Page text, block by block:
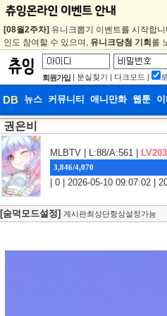
[08월2주차] 유니크뽑기 이벤트를 시작합
인도 참여할 수 있으며, 유니크당첨 기회 를
회원가입 | 분실찾기 | 다크모드 |
DB 뉴스 커뮤니티 애니만화 웹툰 이
웹툰 이미지
권은비
MLBTV | L:88/A:561 | LV203
3,846/4,070
| 0 | 2026-05-10 09:07:02 |
[숨덕모드설정] 게시판최상단항상설정가능